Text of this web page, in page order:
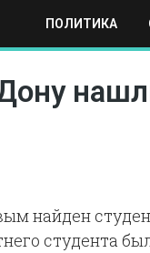
ПОЛИТИКА
НАУКА И
найден
студента